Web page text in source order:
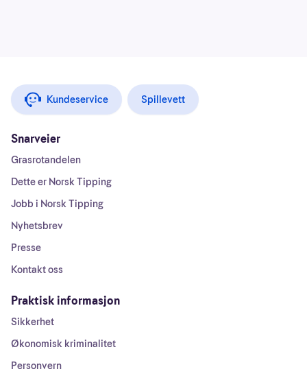
Kundeservice Spillevett
Snarveier
Grasrotandelen
Dette er Norsk Tipping
Jobb i Norsk Tipping
Nyhetsbrev
Presse
Kontakt oss
Praktisk informasjon
Sikkerhet
Økonomisk kriminalitet
Personvern